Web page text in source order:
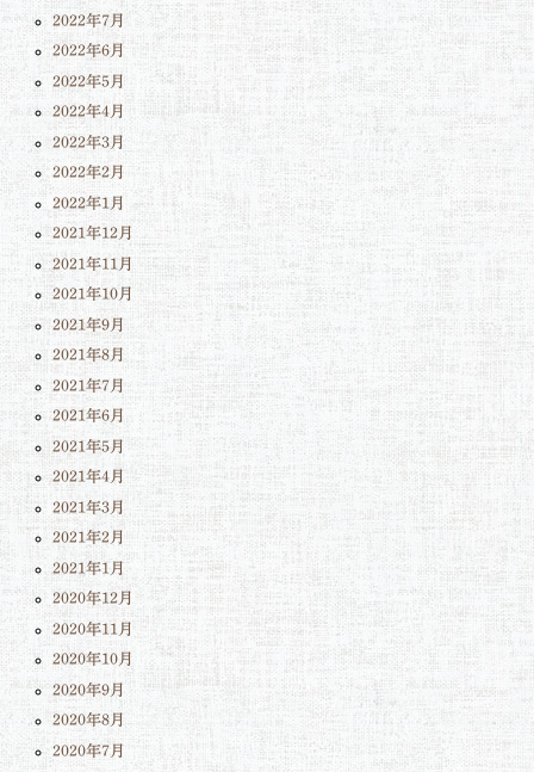
2022年7月
2022年6月
2022年5月
2022年4月
2022年3月
2022年2月
2022年1月
2021年12月
2021年11月
2021年10月
2021年9月
2021年8月
2021年7月
2021年6月
2021年5月
2021年4月
2021年3月
2021年2月
2021年1月
2020年12月
2020年11月
2020年10月
2020年9月
2020年8月
2020年7月